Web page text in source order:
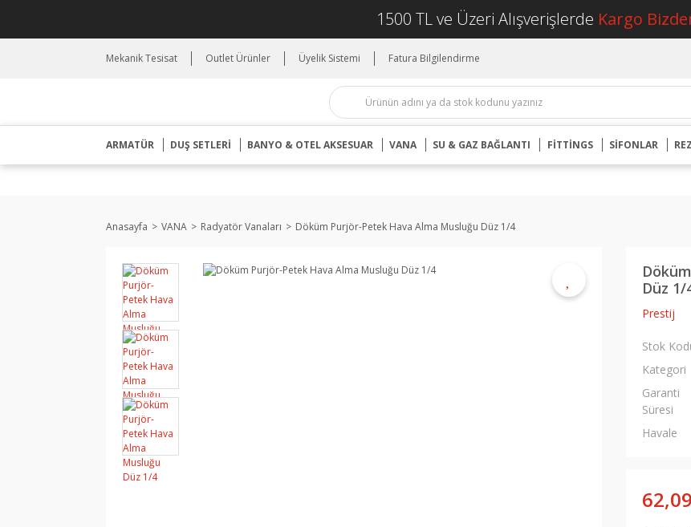
1500 TL ve Üzeri Alışverişlerde Kargo
Mekanik Tesisat Outlet Ürünler Üyelik Sistemi Fatura Bilgilendirme
ARMATÜR DUŞ SETLERİ BANYO & OTEL AKSESUAR VANA SU & GAZ BAĞLANTI FİTTİNGS SİFONLAR
Anasayfa VANA Radyatör Vanaları Döküm Purjör-Petek Hava Alma Musluğu Düz 1/4
Düz 1/
Prestij
Stok
Kategori
Garanti
Süresi
Havale